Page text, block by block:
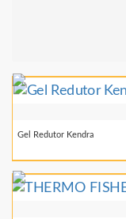
Gel Redutor Kendra